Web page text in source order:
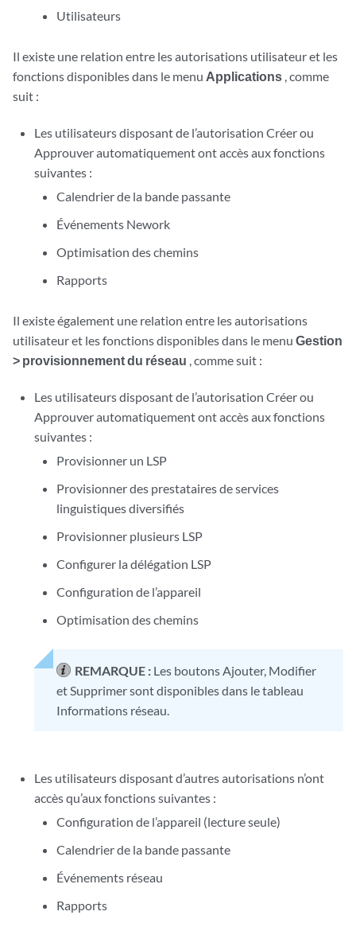
Utilisateurs
Il existe une relation entre les autorisations utilisateur et les
fonctions disponibles dans le menu Applications , comme
suit :
Les utilisateurs disposant de l’autorisation Créer ou
Approuver automatiquement ont accès aux fonctions
suivantes :
Calendrier de la bande passante
Événements Nework
Optimisation des chemins
Rapports
Il existe également une relation entre les autorisations
utilisateur et les fonctions disponibles dans le menu Gestion
> provisionnement du réseau , comme suit :
Les utilisateurs disposant de l’autorisation Créer ou
Approuver automatiquement ont accès aux fonctions
suivantes :
Provisionner un LSP
Provisionner des prestataires de services
linguistiques diversifiés
Provisionner plusieurs LSP
Configurer la délégation LSP
Configuration de l’appareil
Optimisation des chemins
REMARQUE : Les boutons Ajouter, Modifier
et Supprimer sont disponibles dans le tableau
Informations réseau.
Les utilisateurs disposant d’autres autorisations n’ont
accès qu’aux fonctions suivantes :
Configuration de l’appareil (lecture seule)
Calendrier de la bande passante
Événements réseau
Rapports